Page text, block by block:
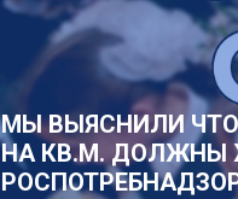
МЫ ВЫЯСНИЛИ
НА КВ.М. ДОЛЖНЫ